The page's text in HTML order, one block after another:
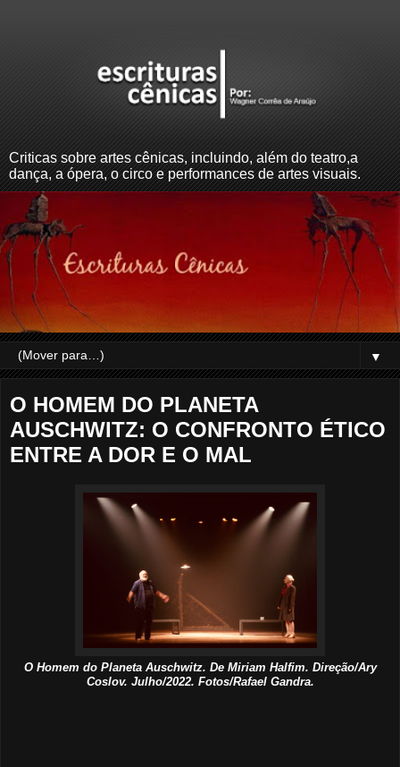
Criticas sobre artes cênicas, incluindo, além do teatro,a
dança, a ópera, o circo e performances de artes visuais.
▼
O HOMEM DO PLANETA
AUSCHWITZ: O CONFRONTO ÉTICO
ENTRE A DOR E O MAL
O Homem do Planeta Auschwitz. De Miriam Halfim. Direção/Ary
Coslov. Julho/2022. Fotos/Rafael Gandra.